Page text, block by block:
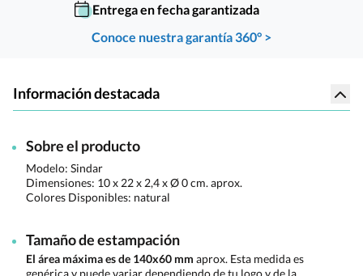
Entrega en fecha garantizada
Conoce nuestra garantía 360° >
Información destacada
Sobre el producto
Modelo: Sindar
Dimensiones: 10 x 22 x 2,4 x Ø 0 cm. aprox.
Colores Disponibles: natural
Tamaño de estampación
El área máxima es de 140x60 mm aprox. Esta medida es
genérica y puede variar dependiendo de tu logo y de la